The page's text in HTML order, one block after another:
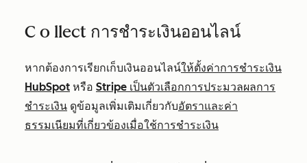
C o llect การชำระเงินออนไลน์
หากต้องการเรียกเก็บเงินออนไลน์ให้ตั้งค่าการชำระเงิน
HubSpot หรือ Stripe เป็นตัวเลือกการประมวลผลการ
ชำระเงิน ดูข้อมูลเพิ่มเติมเกี่ยวกับอัตราและค่า
ธรรมเนียมที่เกี่ยวข้องเมื่อใช้การชำระเงิน